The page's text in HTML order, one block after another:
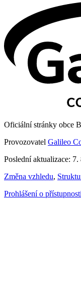
Oficiální stránky obce
Provozovatel Galileo
Poslední aktualizace: 7.
Změna vzhledu,
Prohlášení o